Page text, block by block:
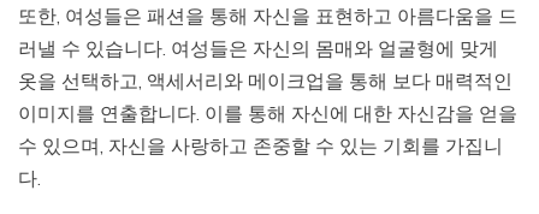
또한, 여성들은 패션을 통해 자신을 표현하고 아름다움을 드
러낼 수 있습니다. 여성들은 자신의 몸매와 얼굴형에 맞게
옷을 선택하고, 액세서리와 메이크업을 통해 보다 매력적인
이미지를 연출합니다. 이를 통해 자신에 대한 자신감을 얻을
수 있으며, 자신을 사랑하고 존중할 수 있는 기회를 가집니
다.